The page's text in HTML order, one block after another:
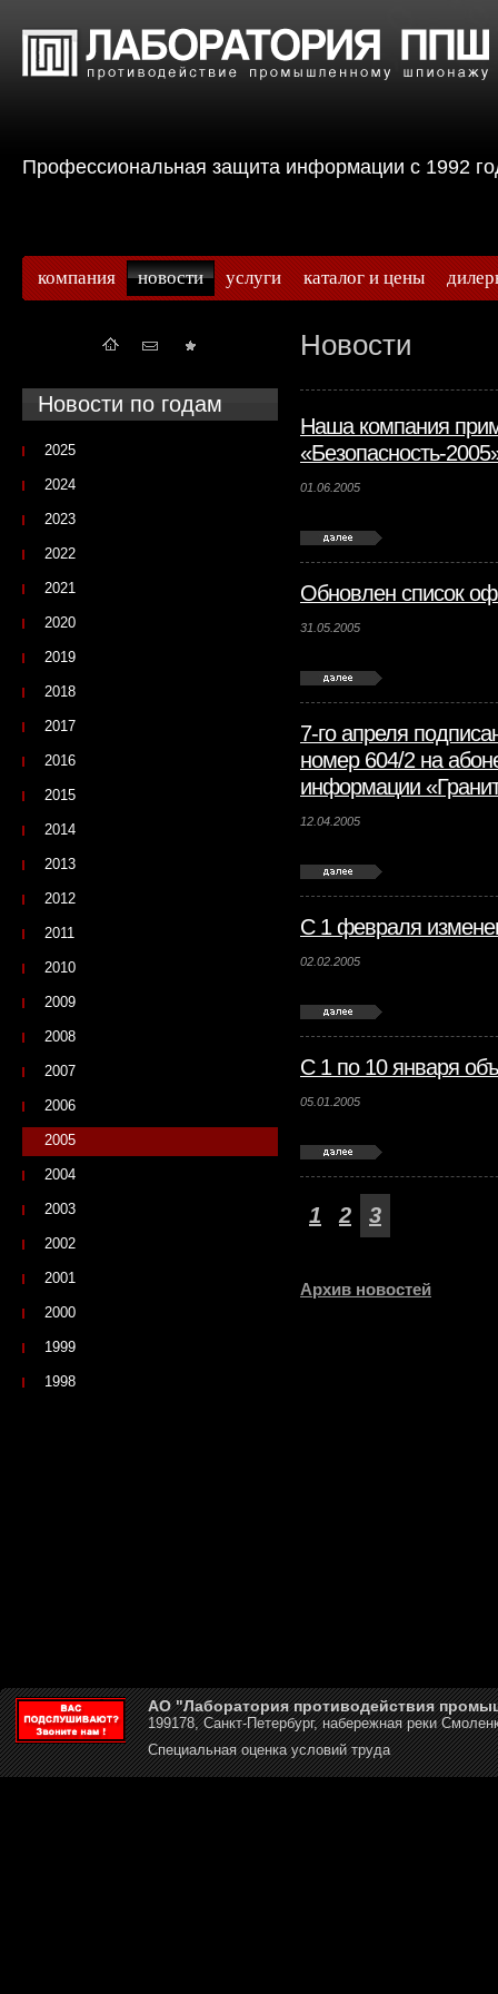
Профессиональная защита информации с
компания новости услуги каталог и цены
Новости
Наша компания
«Безопасность-
01.06.2005
Обновлен список
31.05.2005
7-го апреля
номер 604/2 на
информации
12.04.2005
С 1 февраля
02.02.2005
С 1 по 10 января
05.01.2005
1 2 3
Архив новостей
Новости по годам
2025
2024
2023
2022
2021
2020
2019
2018
2017
2016
2015
2014
2013
2012
2011
2010
2009
2008
2007
2006
2005
2004
2003
2002
2001
2000
1999
1998
АО "Лаборатория противодействия
199178, Санкт-Петербург, набережная реки
Специальная оценка условий труда